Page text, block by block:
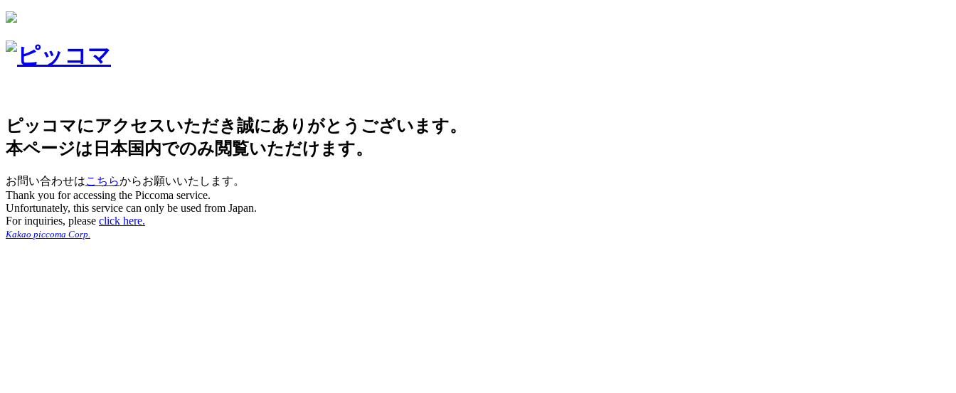
ピッコマにアクセスいただき誠にありがとうございます。
本ページは日本国内でのみ閲覧いただけます。
お問い合わせはこちらからお願いいたします。
Thank you for accessing the Piccoma service.
Unfortunately, this service can only be used from Japan.
For inquiries, please click here.
Kakao piccoma Corp.